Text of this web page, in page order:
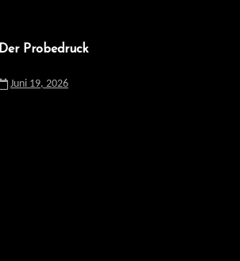
Der Probedruck
Juni 19, 2026